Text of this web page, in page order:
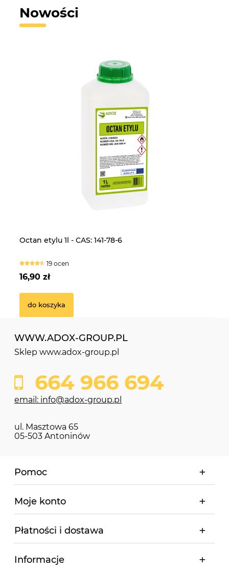
Nowości
Octan etylu 1l - CAS: 141-78-6
19 ocen
16,90 zł
do koszyka
Laktoza 25kg - CAS: 63-42-3
16 ocen
239,90 zł
do koszyka
WWW.ADOX-GROUP.PL
Sklep www.adox-group.pl
664 966 694
email: info@adox-group.pl
ul. Masztowa 65
05-503 Antoninów
Pomoc
Moje konto
Płatności i dostawa
Informacje